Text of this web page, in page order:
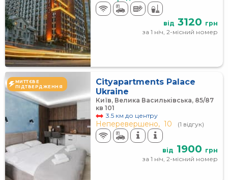
від 3120 грн
за 1 ніч, 2-місний номер
МИТТЄВЕ
ПІДТВЕРДЖЕННЯ
Cityapartments Palace
Ukraine
Київ, Велика Васильківська, 85/87
кв 101
3.5 км до центру
Неперевершено, 10 (1 відгук)
від 1900 грн
за 1 ніч, 2-місний номер